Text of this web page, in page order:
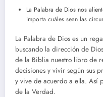
La Palabra de Dios nos
importa cuáles sean las
La Palabra de Dios es un
buscando la dirección de
de la Biblia nuestro libro de
decisiones y vivir según sus
y vive de acuerdo a ella. Así
de la Verdad.